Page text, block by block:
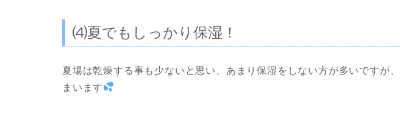
⑷夏でもしっかり保湿！
夏場は乾燥する事も少ないと思い、あまり保湿をしない方が多いですが
まいます